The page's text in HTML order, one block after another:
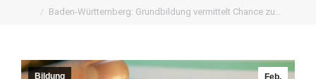
Baden-Württemberg: Grundbildung vermittelt Chance zu…
Feb.
Bildung